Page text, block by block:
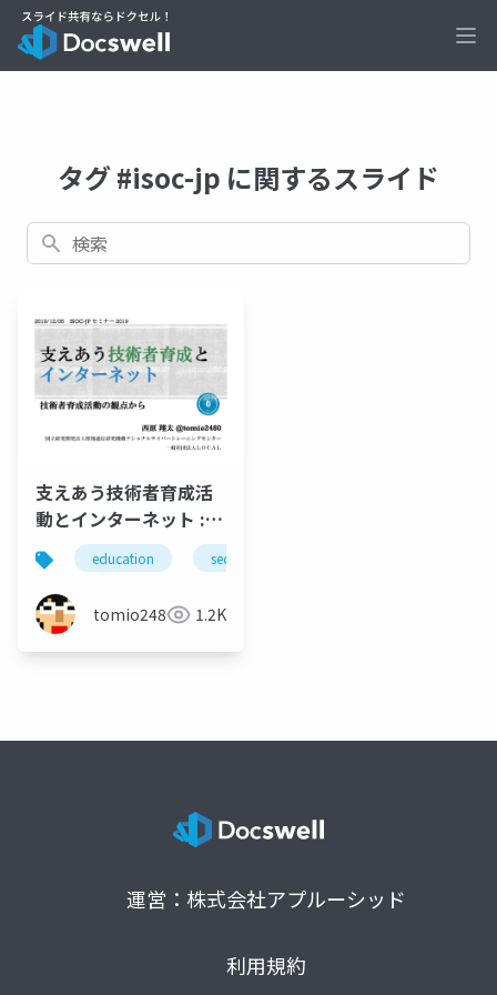
タグ #isoc-jp に関するスライド
検索
支えあう技術者育成活
動とインターネット :
技術者育成活動の観点
から
education security
tomio2480 1.2K
運営：株式会社アプルーシッド
利用規約